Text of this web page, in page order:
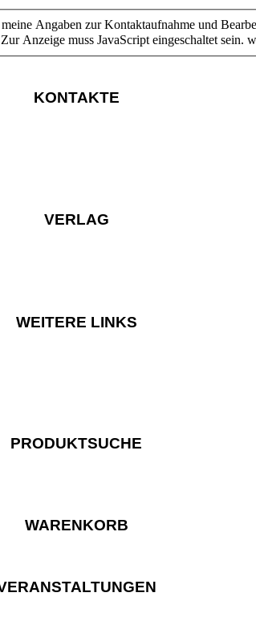
Ihre Einwilligung
Anzeige muss JavaScript eingeschaltet sein.
KONTAKTE
VERLAG
WEITERE LINKS
PRODUKTSUCHE
WARENKORB